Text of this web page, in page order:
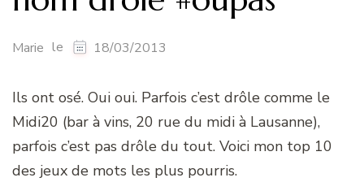
Marie le 18/03/2013
Ils ont osé. Oui oui. Parfois c’est drôle comme le
Midi20 (bar à vins, 20 rue du midi à Lausanne),
parfois c’est pas drôle du tout. Voici mon top 10
des jeux de mots les plus pourris.